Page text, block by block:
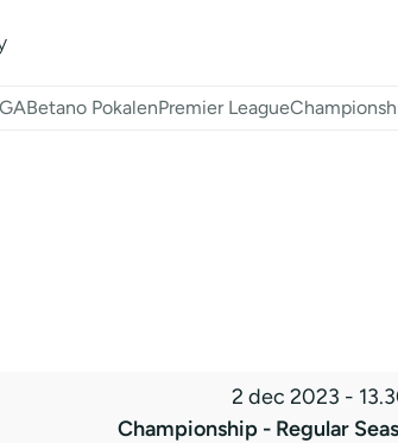
Betano PokalenPremier League
2 dec 2023 -
Championship - Regular